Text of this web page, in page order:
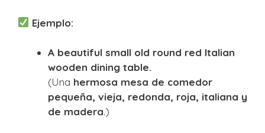
Ejemplo:
A beautiful small old round red Italian
wooden dining table.
(Una hermosa mesa de comedor
pequeña, vieja, redonda, roja, italiana y
de madera.)